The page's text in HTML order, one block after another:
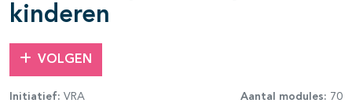
kinderen
VOLGEN
Initiatief: VRA Aantal modules: 70
open- en dichtklappen
open- en dichtklappen